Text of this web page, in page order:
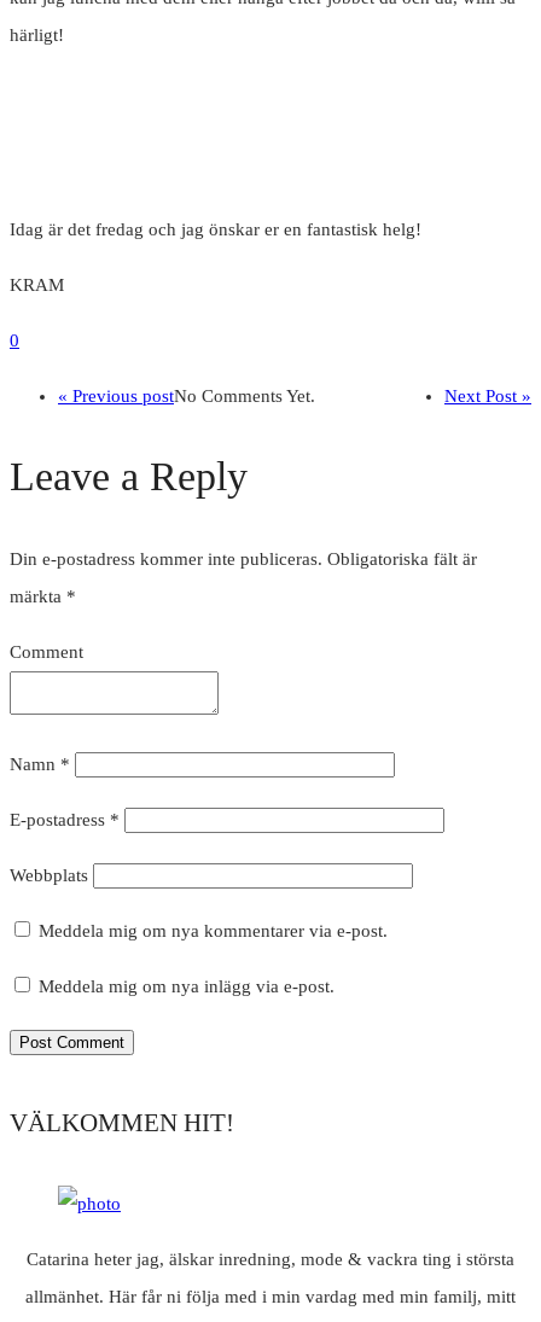
härligt!
Idag är det fredag och jag önskar er en fantastisk helg!
KRAM
0
« Previous post Next Post »
No Comments Yet.
Leave a Reply
Din e-postadress kommer inte publiceras. Obligatoriska fält är
märkta *
Comment
Namn *
E-postadress *
Webbplats
Meddela mig om nya kommentarer via e-post.
Meddela mig om nya inlägg via e-post.
VÄLKOMMEN HIT!
Catarina heter jag, älskar inredning, mode & vackra ting i största
allmänhet. Här får ni följa med i min vardag med min familj, mitt